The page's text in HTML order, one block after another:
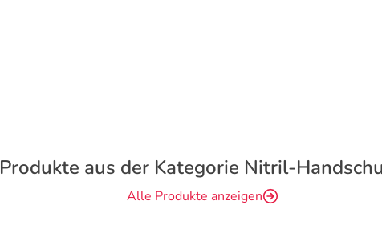
Produkte aus der Kategorie Nitril-
Alle Produkte anzeigen